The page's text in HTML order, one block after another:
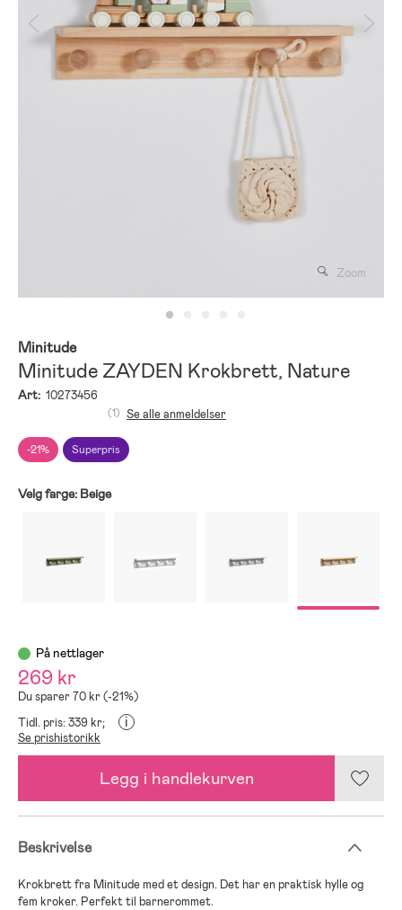
Zoom
Minitude
Minitude ZAYDEN Krokbrett, Nature
Art: 10273456
-21% Superpris
(1) Se alle anmeldelser
Velg farge: Beige
På nettlager
269 kr
Du sparer 70 kr (-21%)
Tidl. pris: 339 kr;
i
Se prishistorikk
Legg i handlekurven
Beskrivelse
Krokbrett fra Minitude med et design. Det har en praktisk hylle og
fem kroker. Perfekt til barnerommet.